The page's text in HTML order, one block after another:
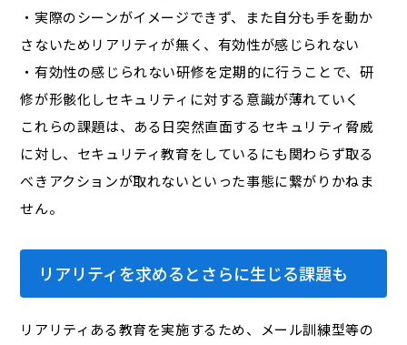
・実際のシーンがイメージできず、また自分も手を動か
さないためリアリティが無く、有効性が感じられない
・有効性の感じられない研修を定期的に行うことで、研
修が形骸化しセキュリティに対する意識が薄れていく
これらの課題は、ある日突然直面するセキュリティ脅威
に対し、セキュリティ教育をしているにも関わらず取る
べきアクションが取れないといった事態に繋がりかねま
せん。
リアリティを求めるとさらに生じる課題も
リアリティある教育を実施するため、メール訓練型等の